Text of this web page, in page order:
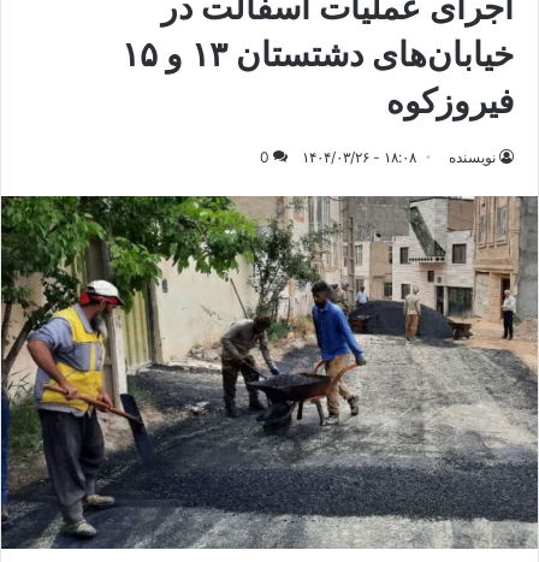
خیابان‌های دشتستان ۱۳ و ۱۵
فیروزکوه
نویسنده ۱۸:۰۸ - ۱۴۰۴/۰۳/۲۶ 0